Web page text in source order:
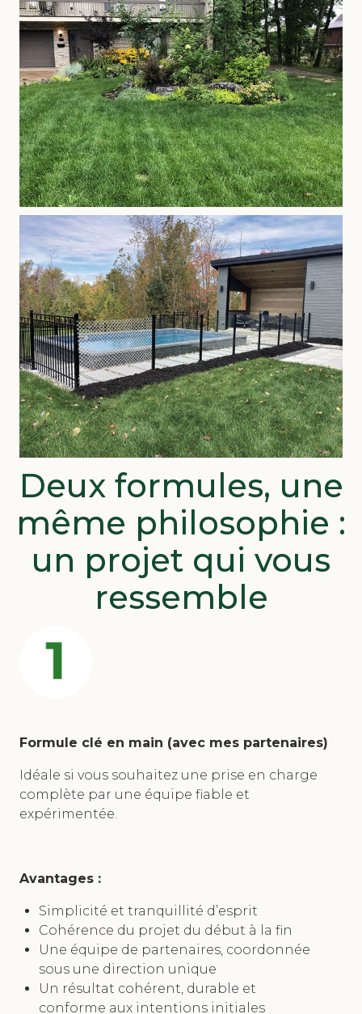
Deux formules, une
même philosophie :
un projet qui vous
ressemble
Formule clé en main (avec mes partenaires)
Idéale si vous souhaitez une prise en charge
complète par une équipe fiable et
expérimentée.
Avantages :
Simplicité et tranquillité d’esprit
Cohérence du projet du début à la fin
Une équipe de partenaires, coordonnée
sous une direction unique
Un résultat cohérent, durable et
conforme aux intentions initiales